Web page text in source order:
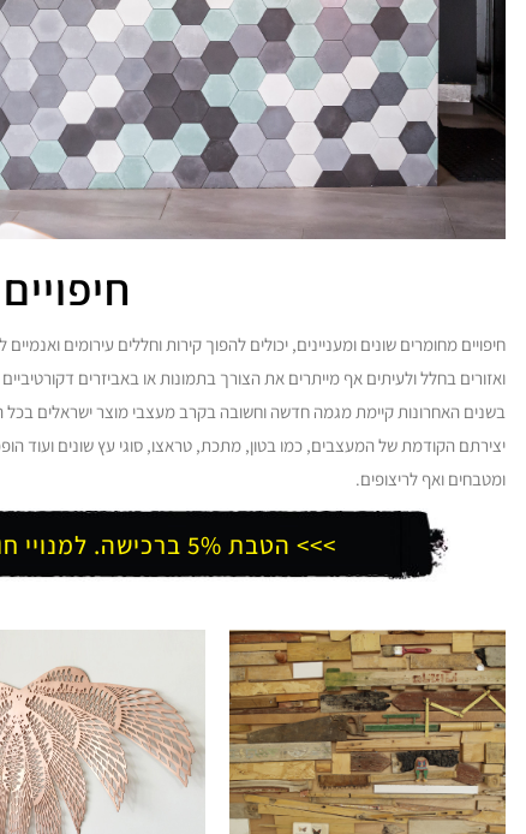
חיפויים
חיפויים מחומרים שונים ומעניינים, יכולים להפוך קירות וחללים עירומים
ואזורים בחלל ולעיתים אף מייתרים את הצורך בתמונות או באביזרים
בשנים האחרונות קיימת מגמה חדשה וחשובה בקרב מעצבי מוצר ישראלים בכל
יצירתם הקודמת של המעצבים, כמו בטון, מתכת, טראצו, סוגי עץ שונים ועוד
ומטבחים ואף לריצופים.
>>> הטבת 5% ברכישה. למנויי חומרים בפינצטה <<<